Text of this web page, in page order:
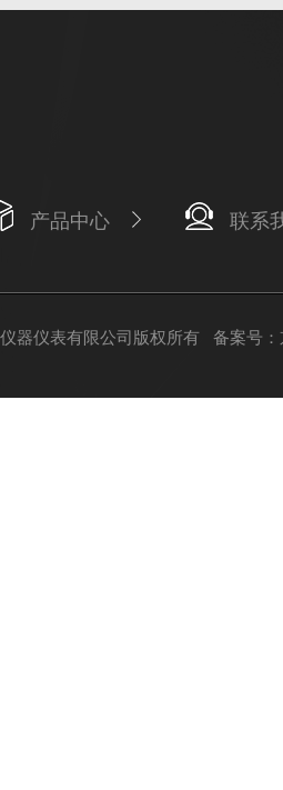
产品中心 联系
器仪表有限公司版权所有 备案号